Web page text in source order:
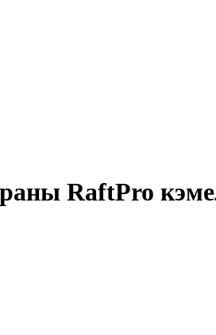
RaftPro